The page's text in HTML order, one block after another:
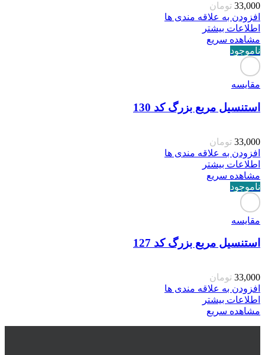
33,000 تومان
افزودن به علاقه مندی ها
اطلاعات بیشتر
مشاهده سریع
ناموجود
مقایسه
استنسیل مربع بزرگ کد 130
33,000 تومان
افزودن به علاقه مندی ها
اطلاعات بیشتر
مشاهده سریع
ناموجود
مقایسه
استنسیل مربع بزرگ کد 127
33,000 تومان
افزودن به علاقه مندی ها
اطلاعات بیشتر
مشاهده سریع